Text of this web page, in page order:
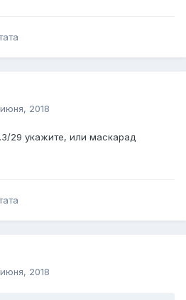
2018
29 укажите, или маскарад
2018